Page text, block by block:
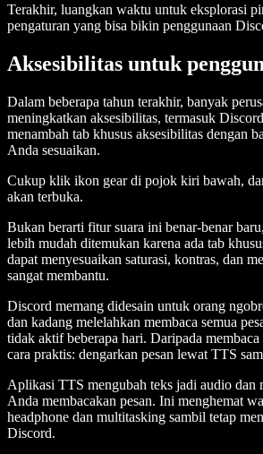
Terakhir, luangkan waktu untuk eksplorasi
pengaturan yang bisa bikin penggunaan
Aksesibilitas untuk
Dalam beberapa tahun terakhir, banyak
meningkatkan aksesibilitas, termasuk
menambah tab khusus aksesibilitas dengan
Anda sesuaikan.
Cukup klik ikon gear di pojok kiri bawah,
akan terbuka.
Bukan berarti fitur suara ini benar-benar
lebih mudah ditemukan karena ada tab
dapat menyesuaikan saturasi, kontras, dan
sangat membantu.
Discord memang didesain untuk orang
dan kadang melelahkan membaca semua
tidak aktif beberapa hari. Daripada membaca
cara praktis: dengarkan pesan lewat TTS
Aplikasi TTS mengubah teks jadi audio dan
Anda membacakan pesan. Ini menghemat
headphone dan multitasking sambil tetap
Discord.